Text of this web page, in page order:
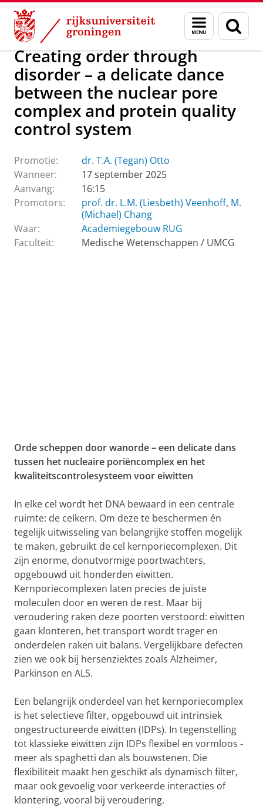
Skip
Content
Skip
Navigation
Menu
en
zoeken
Over ons Actueel Evenementen Promoties
Creating order through
disorder – a delicate dance
between the nuclear pore
complex and protein quality
control system
Promotie:
dr. T.A. (Tegan) Otto
Wanneer:
17 september 2025
Aanvang:
16:15
Promotors:
prof. dr. L.M. (Liesbeth) Veenhoff, M.
(Michael) Chang
Waar:
Academiegebouw RUG
Faculteit:
Medische Wetenschappen / UMCG
Orde scheppen door wanorde – een delicate dans
tussen het nucleaire poriëncomplex en het
kwaliteitscontrolesysteem voor eiwitten
In elke cel wordt het DNA bewaard in een centrale
ruimte: de celkern. Om deze te beschermen én
tegelijk uitwisseling van belangrijke stoffen mogelijk
te maken, gebruikt de cel kernporiecomplexen. Dit
zijn enorme, donutvormige poortwachters,
opgebouwd uit honderden eiwitten.
Kernporiecomplexen laten precies de juiste
moleculen door en weren de rest. Maar bij
veroudering raken deze poorten verstoord: eiwitten
gaan klonteren, het transport wordt trager en
onderdelen raken uit balans. Vergelijkbare defecten
zien we ook bij hersenziektes zoals Alzheimer,
Parkinson en ALS.
Een belangrijk onderdeel van het kernporiecomplex
is het selectieve filter, opgebouwd uit intrinsiek
ongestructureerde eiwitten (IDPs). In tegenstelling
tot klassieke eiwitten zijn IDPs flexibel en vormloos -
meer als spaghetti dan als bouwstenen. Die
flexibiliteit maakt hen geschikt als dynamisch filter,
maar ook gevoelig voor verkeerde interacties of
klontering, vooral bij veroudering.